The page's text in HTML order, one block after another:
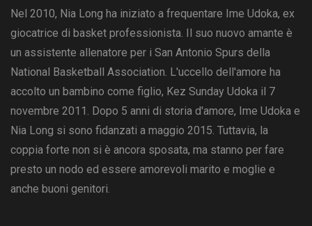
Nel 2010, Nia Long ha iniziato a frequentare Ime Udoka, ex
giocatrice di basket professionista. Il suo nuovo amante è
un assistente allenatore per i San Antonio Spurs della
National Basketball Association. L'uccello dell'amore ha
accolto un bambino come figlio, Kez Sunday Udoka il 7
novembre 2011. Dopo 5 anni di storia d'amore, Ime Udoka e
Nia Long si sono fidanzati a maggio 2015. Tuttavia, la
coppia forte non si è ancora sposata, ma stanno per fare
presto un nodo ed essere amorevoli marito e moglie e
anche buoni genitori.